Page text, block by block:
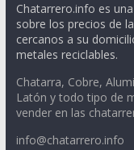
Chatarrero.info es
sobre los precios de
cercanos a su
metales reciclables.
Chatarra, Cobre,
Latón y todo tipo de
vender en las
info@chatarrero.info